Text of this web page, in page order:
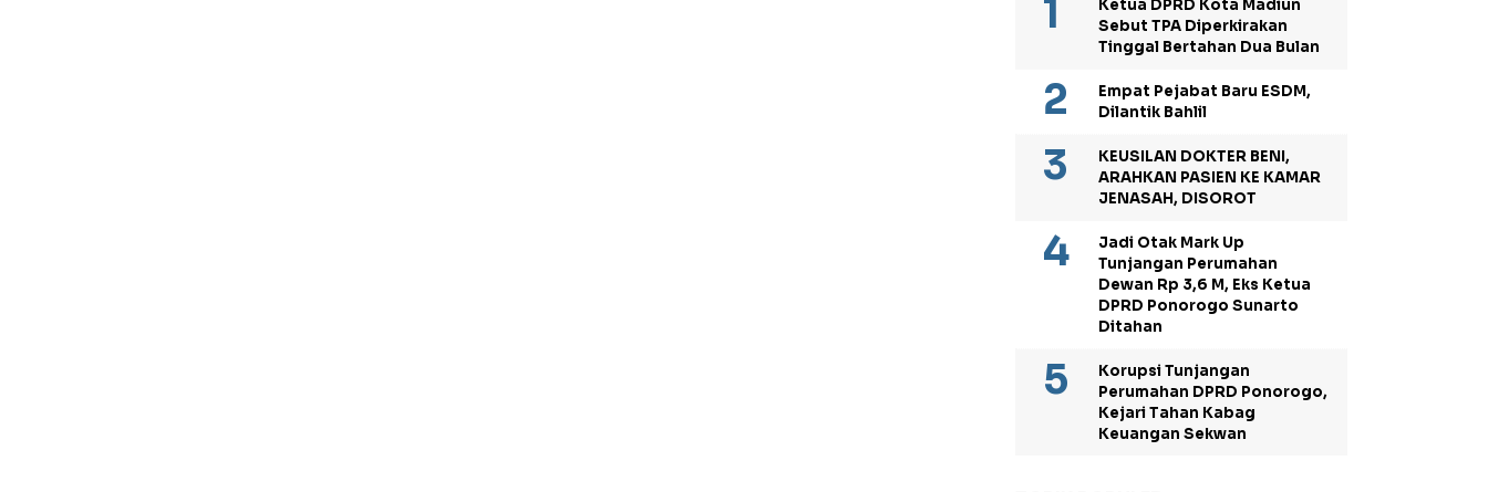
Ketua DPRD Kota Madiun
Sebut TPA Diperkirakan
Tinggal Bertahan Dua Bulan
Empat Pejabat Baru ESDM,
Dilantik Bahlil
KEUSILAN DOKTER BENI,
ARAHKAN PASIEN KE KAMAR
JENASAH, DISOROT
Jadi Otak Mark Up
Tunjangan Perumahan
Dewan Rp 3,6 M, Eks Ketua
DPRD Ponorogo Sunarto
Ditahan
Korupsi Tunjangan
Perumahan DPRD Ponorogo,
Kejari Tahan Kabag
Keuangan Sekwan